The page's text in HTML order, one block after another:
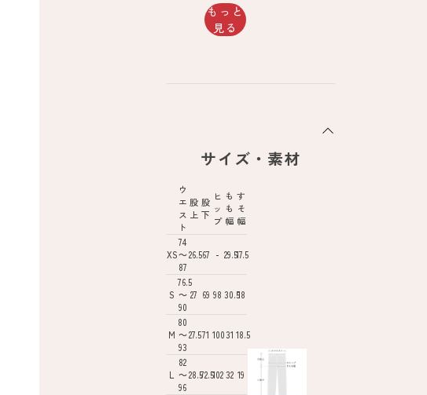
もっと
見る
サイズ・素材
ウ
エ
ス
ト
股
上
股
下
ヒ
ッ
プ
も
も
幅
す
そ
幅
XS
74
～
87
26.567 - 29.517.5
S
76.5
～
90
27 69 98 30.518
M
80
～
93
27.571 10031 18.5
L
82
～
96
28.572.510232 19